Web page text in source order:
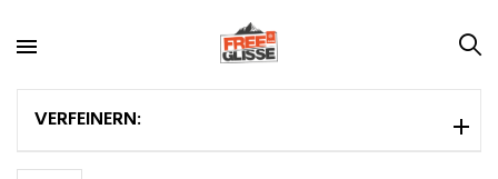
VERFEINERN: